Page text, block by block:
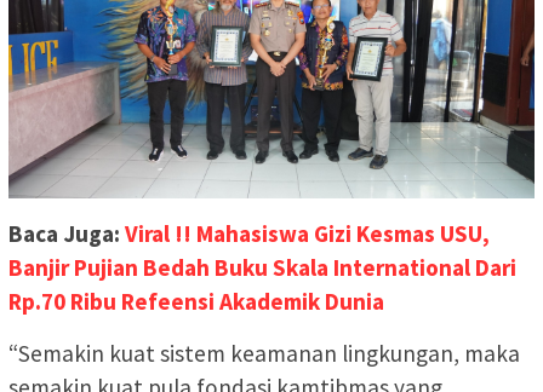
Baca Juga: Viral !! Mahasiswa Gizi Kesmas USU,
Banjir Pujian Bedah Buku Skala International Dari
Rp.70 Ribu Refeensi Akademik Dunia
“Semakin kuat sistem keamanan lingkungan, maka